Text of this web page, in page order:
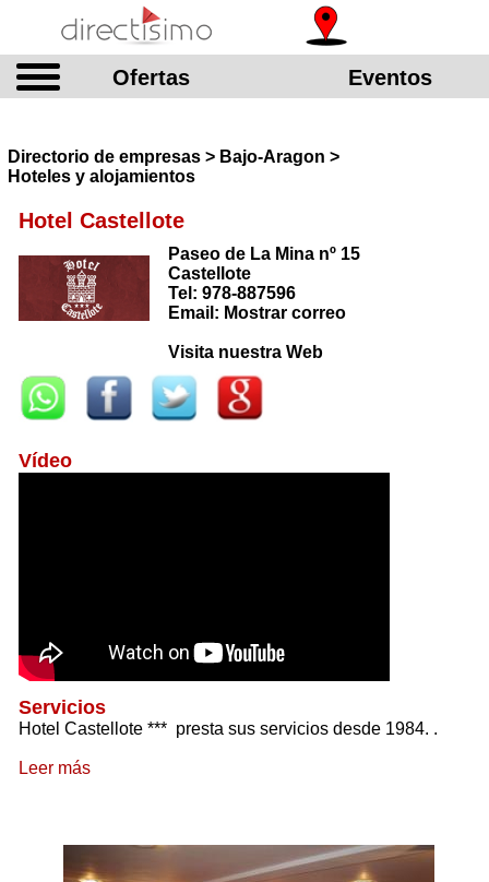
Ofertas Eventos
Directorio de empresas > Bajo-Aragon >
Hoteles y alojamientos
Hotel Castellote
Paseo de La Mina nº 15
Castellote
Tel: 978-887596
Email: Mostrar correo
Visita nuestra Web
Vídeo
Servicios
Hotel Castellote *** presta sus servicios desde 1984. .
Leer más